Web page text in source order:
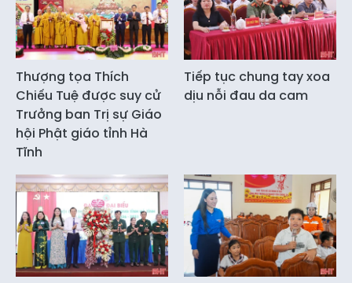
Thượng tọa Thích
Chiếu Tuệ được suy cử
Trưởng ban Trị sự Giáo
hội Phật giáo tỉnh Hà
Tĩnh
Tiếp tục chung tay xoa
dịu nỗi đau da cam